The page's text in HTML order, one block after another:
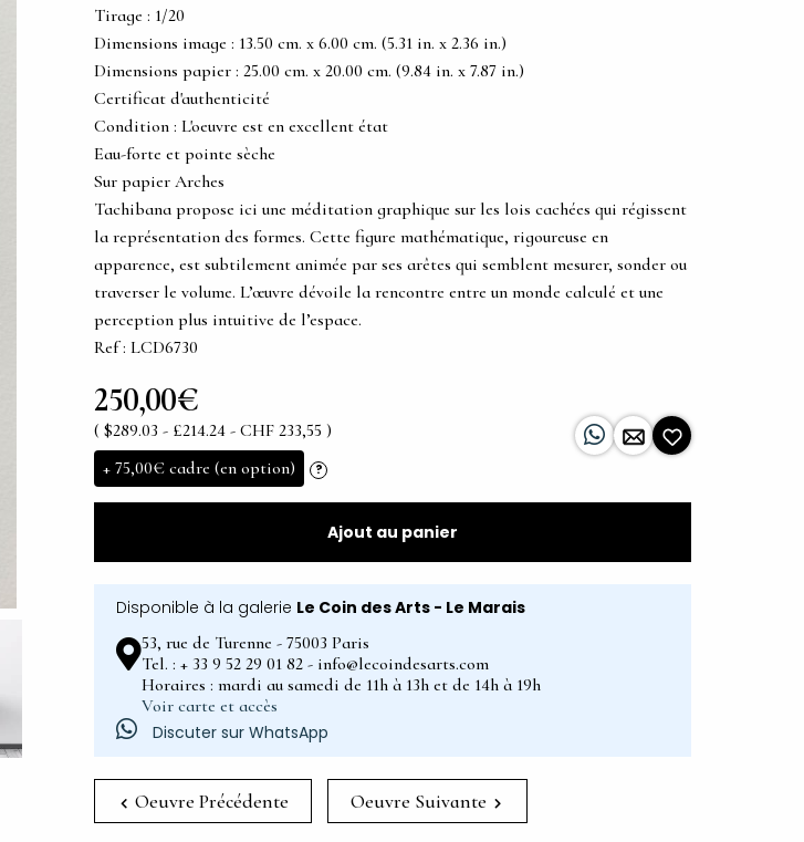
Tirage : 1/20
Dimensions image : 13.50 cm. x 6.00 cm. (5.31 in. x 2.36 in.)
Dimensions papier : 25.00 cm. x 20.00 cm. (9.84 in. x 7.87 in.)
Certificat d'authenticité
Condition : L'oeuvre est en excellent état
Eau-forte et pointe sèche
Sur papier Arches
Tachibana propose ici une méditation graphique sur les lois cachées qui régissent
la représentation des formes. Cette figure mathématique, rigoureuse en
apparence, est subtilement animée par ses arêtes qui semblent mesurer, sonder ou
traverser le volume. L’œuvre dévoile la rencontre entre un monde calculé et une
perception plus intuitive de l’espace.
Ref : LCD6730
250,00€
( $289.03 - £214.24 - CHF 233,55 )
+ 75,00€ cadre (en option) ?
Ajout au panier
Disponible à la galerie Le Coin des Arts - Le Marais
53, rue de Turenne - 75003 Paris
Tel. : + 33 9 52 29 01 82 - info@lecoindesarts.com
Horaires : mardi au samedi de 11h à 13h et de 14h à 19h
Voir carte et accès
Discuter sur WhatsApp
Oeuvre Précédente Oeuvre Suivante